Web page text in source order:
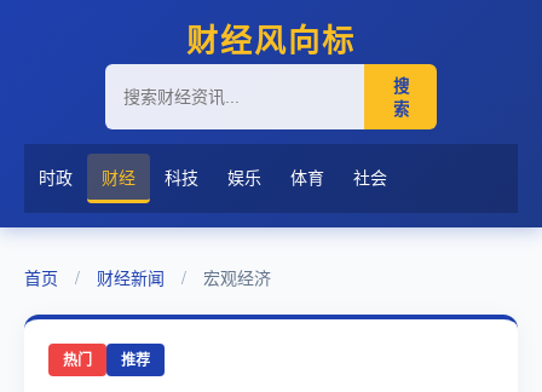
财经风向标
搜
索
时政 财经 科技 娱乐 体育 社会
首页 / 财经新闻 / 宏观经济
热门 推荐